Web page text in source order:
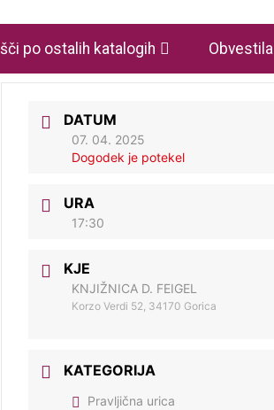
Išči po ostalih katalogih Obvestila
DATUM
07. 04. 2025
Dogodek je potekel
URA
17:30
KJE
KNJIŽNICA D. FEIGEL
Korzo Verdi 52, 34170 Gorica
KATEGORIJA
Pravljična urica